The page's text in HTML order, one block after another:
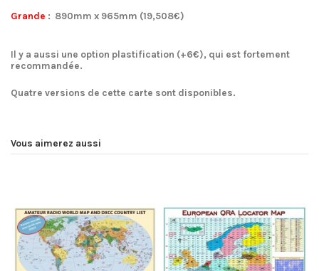
Grande : 890mm x 965mm (19,508€)
Il y a aussi une option plastification (+6€), qui est fortement
recommandée.
Quatre versions de cette carte sont disponibles.
Vous aimerez aussi